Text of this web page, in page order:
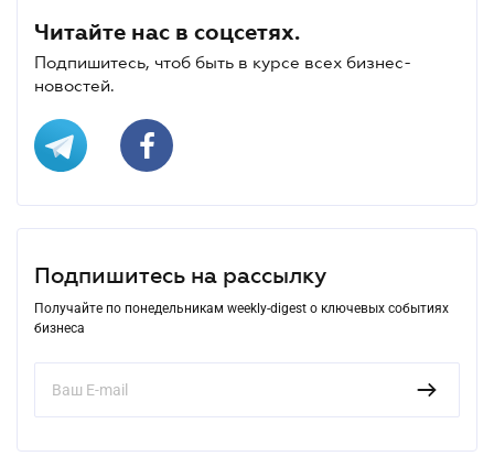
Читайте нас в соцсетях.
Подпишитесь, чтоб быть в курсе всех бизнес-
новостей.
Подпишитесь на рассылку
Получайте по понедельникам weekly-digest о ключевых событиях
бизнеса